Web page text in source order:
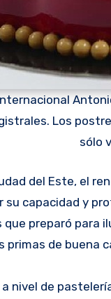
Los
sólo
su capacidad y
preparó para
de buena
nivel de